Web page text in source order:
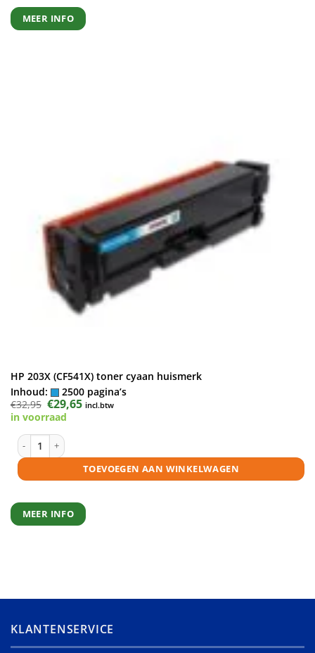
MEER INFO
HP 203X (CF541X) toner cyaan huismerk
Inhoud:
2500 pagina’s
€32,95 Oorspronkelijke
prijs
was:
€29,65Huidige
prijs
incl.btw
in voorraad
HP 203X (CF541X) toner cyaan huismerk aantal
TOEVOEGEN AAN WINKELWAGEN
MEER INFO
KLANTENSERVICE